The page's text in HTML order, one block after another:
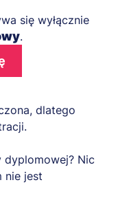
się wyłącznie
.
dlatego
dyplomowej? Nic
nie jest